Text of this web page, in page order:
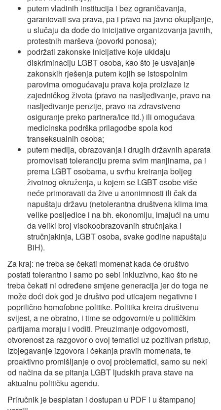
putem vladinih institucija i bez ograničavanja,
garantovati sva prava, pa i pravo na javno okupljanje,
u slučaju da dođe do inicijative organizovanja javnih,
protestnih marševa (povorki ponosa);
podržati zakonske inicijative koje ukidaju
diskriminaciju LGBT osoba, kao što je usvajanje
zakonskih rješenja putem kojih se istospolnim
parovima omogućavaju prava koja proizlaze iz
zajedničkog života (pravo na nasljeđivanje, pravo na
nasljeđivanje penzije, pravo na zdravstveno
osiguranje preko partnera/ice itd.) ili omogućava
medicinska podrška prilagodbe spola kod
transeksualnih osoba;
putem medija, obrazovanja i drugih državnih aparata
promovisati toleranciju prema svim manjinama, pa i
prema LGBT osobama, u svrhu kreiranja boljeg
životnog okruženja, u kojem se LGBT osobe više
neće primoravati da žive u anonimnosti ili čak da
napuštaju državu (netolerantna društvena klima ima
velike posljedice i na bh. ekonomiju, imajući na umu
da veliki broj visokoobrazovanih stručnjaka i
stručnjakinja, LGBT osoba, svake godine napuštaju
BiH).
Za kraj: ne treba se čekati momenat kada će društvo
postati tolerantno i samo po sebi inkluzivno, kao što ne
treba čekati ni određene smjene generacija jer do toga ne
može doći dok god je društvo pod uticajem negativne i
poprilično homofobne politike. Politika kreira društvenu
svijest, a ne obratno, i time se odgovorni/e u političkim
partijama moraju i voditi. Preuzimanje odgovornosti,
otvorenost za razgovor o ovoj tematici uz pozitivan pristup,
izbjegavanje izgovora i čekanja pravih momenata, te
proaktivno promišljanje o ovoj problematici, samo su neki
od načina da se pitanja LGBT ljudskih prava stave na
aktualnu političku agendu.
Priručnik je besplatan i dostupan u PDF i u štampanoj